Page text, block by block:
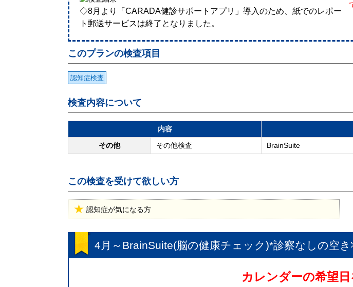
◇8月より「CARADA健診サポートアプリ」導入のため、紙でのレポー
ト郵送サービスは終了となりました。
このプランの検査項目
認知症検査
検査内容について
内容
その他
その他検査 BrainSuite
この検査を受けて欲しい方
認知症が気になる方
4月～BrainSuite(脳の健康チェック)*診察なしの空
カレンダーの希望